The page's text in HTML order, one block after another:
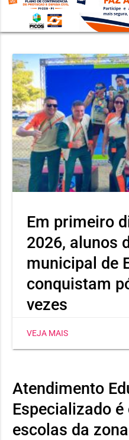
Em primeiro
2026, alunos
municipal de
conquistam
vezes
Heli Nunes, já conquistou
ouros e uma prata. Já a
de disco.
VEJA MAIS
Atendimento
Especializado
escolas da